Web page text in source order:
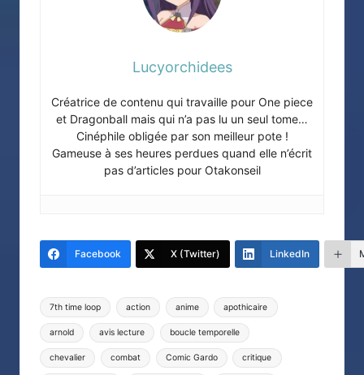
Lucyorchidees
Créatrice de contenu qui travaille pour One piece
et Dragonball mais qui n’a pas lu un seul tome…
Cinéphile obligée par son meilleur pote !
Gameuse à ses heures perdues quand elle n’écrit
pas d’articles pour Otakonseil
Facebook X (Twitter) LinkedIn
Tags:
7th time loop action anime apothicaire
arnold avis lecture boucle temporelle
chevalier combat Comic Gardo critique